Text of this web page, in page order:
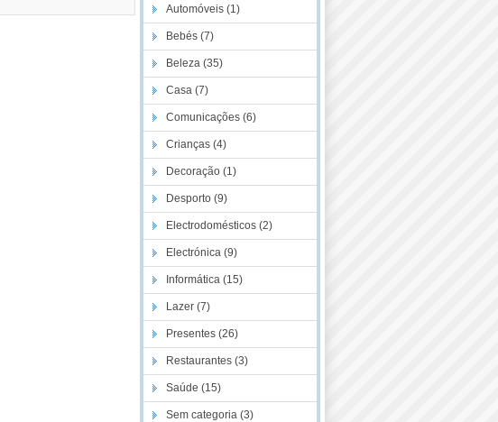
Automóveis (1)
Bebés (7)
Beleza (35)
Casa (7)
Comunicações (6)
Crianças (4)
Decoração (1)
Desporto (9)
Electrodomésticos (2)
Electrónica (9)
Informática (15)
Lazer (7)
Presentes (26)
Restaurantes (3)
Saúde (15)
Sem categoria (3)